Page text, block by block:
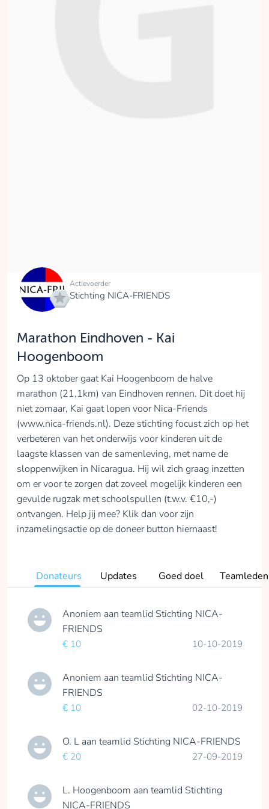
Actievoerder
Stichting NICA-FRIENDS
Marathon Eindhoven - Kai
Hoogenboom
Op 13 oktober gaat Kai Hoogenboom de halve
marathon (21,1km) van Eindhoven rennen. Dit doet hij
niet zomaar, Kai gaat lopen voor Nica-Friends
(www.nica-friends.nl). Deze stichting focust zich op het
verbeteren van het onderwijs voor kinderen uit de
laagste klassen van de samenleving, met name de
sloppenwijken in Nicaragua. Hij wil zich graag inzetten
om er voor te zorgen dat zoveel mogelijk kinderen een
gevulde rugzak met schoolspullen (t.w.v. €10,-)
ontvangen. Help jij mee? Klik dan voor zijn
inzamelingsactie op de doneer button hiernaast!
Donateurs Updates Goed doel Teamleden
Anoniem aan teamlid Stichting NICA-
FRIENDS
€ 10 10-10-2019
Anoniem aan teamlid Stichting NICA-
FRIENDS
€ 10 02-10-2019
O. L aan teamlid Stichting NICA-FRIENDS
€ 20 27-09-2019
L. Hoogenboom aan teamlid Stichting
NICA-FRIENDS